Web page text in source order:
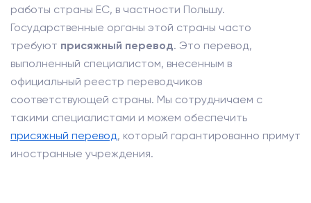
работы страны ЕС, в частности Польшу.
Государственные органы этой страны часто
требуют присяжный перевод. Это перевод,
выполненный специалистом, внесенным в
официальный реестр переводчиков
соответствующей страны. Мы сотрудничаем с
такими специалистами и можем обеспечить
присяжный перевод, который гарантированно примут
иностранные учреждения.